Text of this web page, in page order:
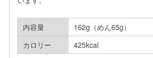
内容量
162g（めん65g）
カロリー
425kcal